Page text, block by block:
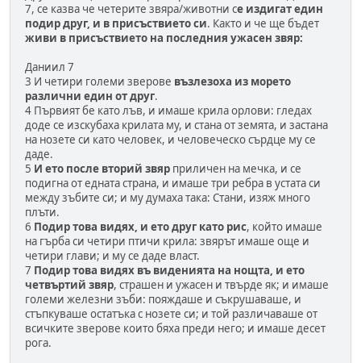
7, се казва че четерите звяра/животни се издигат един
подир друг, и в присъствието си. Както и че ще бъдет
живи в присъствието на последния ужасен звяр:
Даниил 7
3 И четири големи зверове възлезоха из морето
различни един от друг.
4 Първият бе като лъв, и имаше крила орлови: гледах
доде се изскубаха крилата му, и стана от земята, и застана
на нозете си като человек, и человеческо сърдце му се
даде.
5 И ето после вторий звяр приличен на мечка, и се
подигна от едната страна, и имаше три ребра в устата си
между зъбите си; и му думаха така: Стани, изяж много
плъти.
6 Подир това видях, и ето друг като рис, който имаше
на гърба си четири птичи крила: звярът имаше още и
четири глави; и му се даде власт.
7 Подир това видях въ виденията на нощта, и ето
четвъртий звяр, страшен и ужасен и твърде як; и имаше
големи железни зъби: пояждаше и съкрушаваше, и
стъпкуваше остатъка с нозете си; и той различаваше от
всичките зверове които бяха преди него; и имаше десет
рога.